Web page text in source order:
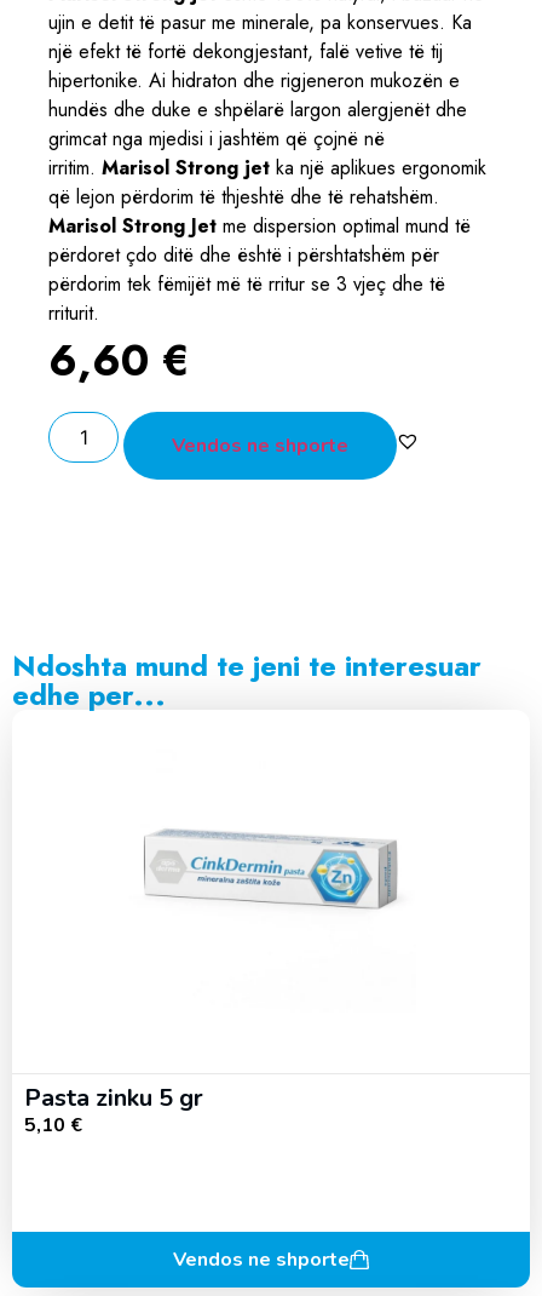
ujin e detit të pasur me minerale, pa konservues. Ka
një efekt të fortë dekongjestant, falë vetive të tij
hipertonike. Ai hidraton dhe rigjeneron mukozën e
hundës dhe duke e shpëlarë largon alergjenët dhe
grimcat nga mjedisi i jashtëm që çojnë në
irritim. Marisol Strong jet ka një aplikues ergonomik
që lejon përdorim të thjeshtë dhe të rehatshëm.
Marisol Strong Jet me dispersion optimal mund të
përdoret çdo ditë dhe është i përshtatshëm për
përdorim tek fëmijët më të rritur se 3 vjeç dhe të
rriturit.
6,60 €
Vendos ne shporte
Ndoshta mund te jeni te interesuar
edhe per...
Pasta zinku 5 gr
5,10 €
Vendos ne shporte